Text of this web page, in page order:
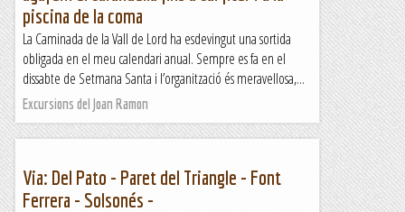
piscina de la coma
La Caminada de la Vall de Lord ha esdevingut una sortida
obligada en el meu calendari anual. Sempre es fa en el
dissabte de Setmana Santa i l’organització és meravellosa,...
Excursions del Joan Ramon
Via: Del Pato - Paret del Triangle - Font
Ferrera - Solsonés -